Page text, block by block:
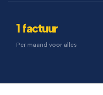
1 factuur
Per maand voor alles